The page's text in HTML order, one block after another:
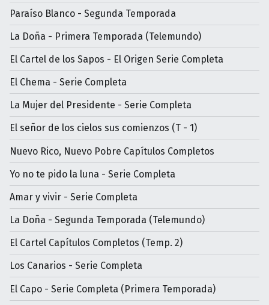
Paraíso Blanco - Segunda Temporada
La Doña - Primera Temporada (Telemundo)
El Cartel de los Sapos - El Origen Serie Completa
El Chema - Serie Completa
La Mujer del Presidente - Serie Completa
El señor de los cielos sus comienzos (T - 1)
Nuevo Rico, Nuevo Pobre Capítulos Completos
Yo no te pido la luna - Serie Completa
Amar y vivir - Serie Completa
La Doña - Segunda Temporada (Telemundo)
El Cartel Capítulos Completos (Temp. 2)
Los Canarios - Serie Completa
El Capo - Serie Completa (Primera Temporada)